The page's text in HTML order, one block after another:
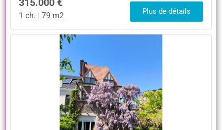
1 ch. | 79 m2 Plus de détails